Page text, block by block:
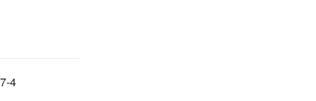
4